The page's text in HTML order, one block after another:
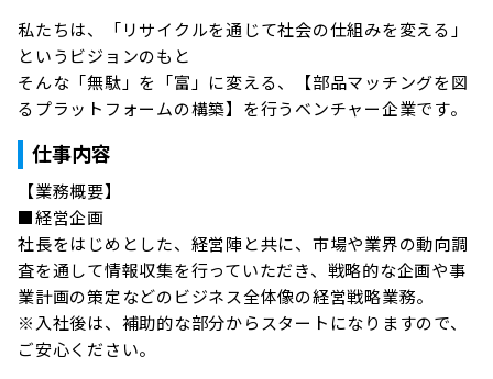
私たちは、「リサイクルを通じて社会の仕組みを変える」
というビジョンのもと
そんな「無駄」を「富」に変える、【部品マッチングを図
るプラットフォームの構築】を行うベンチャー企業です。
仕事内容
【業務概要】
■経営企画
社長をはじめとした、経営陣と共に、市場や業界の動向調
査を通して情報収集を行っていただき、戦略的な企画や事
業計画の策定などのビジネス全体像の経営戦略業務。
※入社後は、補助的な部分からスタートになりますので、
ご安心ください。